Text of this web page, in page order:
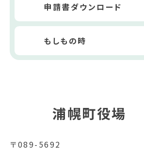
申請書ダウンロード
もしもの時
浦幌町役場
〒089-5692